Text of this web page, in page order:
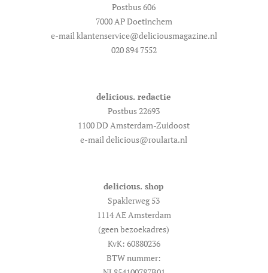
Postbus 606
7000 AP Doetinchem
e-mail klantenservice@deliciousmagazine.nl
020 894 7552
delicious. redactie
Postbus 22693
1100 DD Amsterdam-Zuidoost
e-mail delicious@roularta.nl
delicious. shop
Spaklerweg 53
1114 AE Amsterdam
(geen bezoekadres)
KvK: 60880236
BTW nummer: